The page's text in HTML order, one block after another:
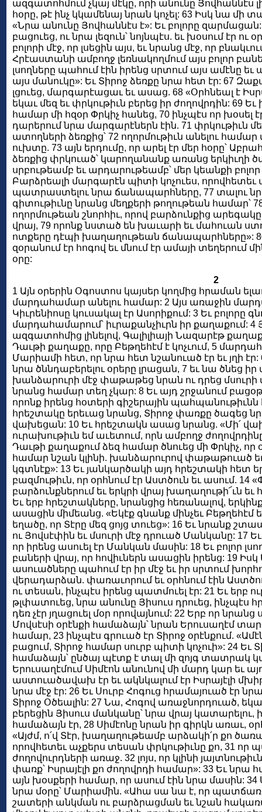
ազգատոհմում չկայ մէկը, որի անունը Յովհաննէս
հօրը, թէ ինչ կկամենայ նրան կոչել: 63 Իսկ նա մի
«Նրա անունը Յովհաննէս է»: Եւ բոլորը
բացուեց, ու նրա լեզուն՝ նոյնպէս. եւ խօսում էր ու
բոլորի մէջ, որ լսեցին այս, եւ նրանց մէջ, որ
Հրէաստանի ամբողջ լեռնակողմում այս բոլոր
լսողները պահում էին իրենց սրտում այս ամէնը եւ
այս մանուկը»: Եւ Տիրոջ ձեռքը նրա հետ էր: 67
լցուեց, մարգարէացաւ եւ ասաց. 68 «Օրհնեալ է
եկաւ մեզ եւ փրկութիւն բերեց իր ժողովրդին: 69
համար մի հզօր Փրկիչ հանեց, 70 ինչպէս որ խօսել
դարերում նրա մարգարէներն էին. 71 փրկութիւն
ատողների ձեռքից՝ 72 ողորմութիւն անելու համար
ուխտը. 73 այն երդումը, որ արել էր մեր հօրը՝
ձեռքից փրկուած՝ կարողանանք առանց երկիւղի
սրբութեամբ եւ արդարութեամբ՝ մեր կեանքի բոլոր
Բարձրեալի մարգարէն պիտի կոչուես, որովհետեւ
պատրաստելու նրա ճանապարհները, 77 տալու
գիտութիւնը նրանց մեղքերի թողութեան համար՝
ողորմութեան շնորհիւ, որով բարձունքից արեգակը
վրայ, 79 որոնք նստած են խաւարի եւ մահուան
ոտքերը դէպի խաղաղութեան ճանապարհները»: 80
զօրանում էր հոգով եւ մնում էր ամայի տեղերում
օրը:
2
1 Այն օրերին Օգոստոս կայսեր կողմից հրաման
մարդահամար անելու համար: 2 Այս առաջին
Կիւրենիոսը կուսակալ էր Ասորիքում: 3 Եւ բոլորը
մարդահամարում՝ իւրաքանչիւրն իր քաղաքում: 4
ազգատոհմից լինելով, Գալիլիայի Նազարէթ
Դաւթի քաղաքը, որը Բեթղեհէմ է կոչւում, 5
Մարիամի հետ, որ նրա հետ նշանուած էր եւ յղի
նրա ծննդաբերելու օրերը լրացան, 7 եւ նա ծնեց
խանձարուրի մէջ փաթաթեց նրան ու դրեց մսուրի
նրանց համար տեղ չկար: 8 Եւ այդ շրջանում
որոնք իրենց հօտերի գիշերային պահպանութիւնն
հրեշտակը երեւաց նրանց, Տիրոջ փառքը ծագեց
վախեցան: 10 Եւ հրեշտակն ասաց նրանց. «Մի՛
ուրախութիւն եմ աւետում, որն ամբողջ
Դաւթի քաղաքում ձեզ համար ծնուեց մի Փրկիչ, որ
համար նշան կլինի. խանձարուրով փաթաթուած եւ
կգտնէք»: 13 Եւ յանկարծակի այդ հրեշտակի հետ
բազմութիւն, որ օրհնում էր Աստծուն եւ ասում. 14
բարձունքներում եւ երկրի վրայ խաղաղութի՜ւն եւ
Եւ երբ հրեշտակները, նրանցից հեռանալով,
ասացին միմեանց. «Եկէք գնանք մինչեւ Բեթղեհէմ
եղածը, որ Տէրը մեզ ցոյց տուեց»: 16 Եւ նրանք
ու Յովսէփին եւ մսուրի մէջ դրուած Մանկանը: 17
որ իրենց ասուել էր Մանկան մասին: 18 Եւ բոլոր
բաների վրայ, որ հովիւներն ասացին իրենց: 19
ասուածները պահում էր իր մէջ եւ իր սրտում
վերադարձան. փառաւորում եւ օրհնում էին
ու տեսան, ինչպէս իրենց պատմուել էր: 21 Եւ երբ
թլփատուեց, նրա անունը Յիսուս դրուեց, ինչպէս
դեռ չէր յղացուել մօր որովայնում: 22 Երբ որ
Մովսէսի օրէնքի համաձայն՝ նրան Երուսաղէմ
համար, 23 ինչպէս գրուած էր Տիրոջ օրէնքում.
բացում, Տիրոջ համար սուրբ պիտի կոչուի»: 24 Եւ
համաձայն՝ ընծայ պէտք է տալ մի զոյգ տատրակ
Երուսաղէմում Սիմէոն անունով մի մարդ կար եւ
աստուածավախ էր եւ ակնկալում էր Իսրայէլի
նրա մէջ էր: 26 Եւ Սուրբ Հոգուց հրամայուած էր
Տիրոջ Օծեալին: 27 Նա, Հոգով առաջնորդուած,
բերեցին Յիսուս մանկանը՝ նրա վրայ կատարելու,
համաձայն էր, 28 Սիմէոնը նրան իր գիրկն առաւ,
«Այժմ, ո՛վ Տէր, խաղաղութեամբ արձակի՛ր քո
որովհետեւ աչքերս տեսան փրկութիւնը քո, 31 որ
ժողովուրդների առաջ. 32 լոյս, որ կլինի
փառք՝ Իսրայէլի քո ժողովրդի համար»: 33 Եւ նրա
այն խօսքերի համար, որ ասում էին նրա մասին:
նրա մօրը՝ Մարիամին. «Ահա սա նա է, որ պատճառ է
շատերի անկման ու բարձրացման եւ նշան